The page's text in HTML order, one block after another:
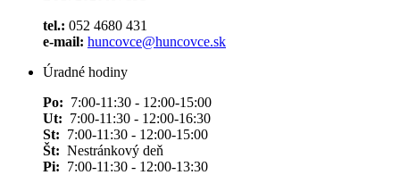
tel.: 052 4680 431
e-mail: huncovce@huncovce.sk
Úradné hodiny
Po: 7:00-11:30 - 12:00-15:00
Ut: 7:00-11:30 - 12:00-16:30
St: 7:00-11:30 - 12:00-15:00
Št: Nestránkový deň
Pi: 7:00-11:30 - 12:00-13:30